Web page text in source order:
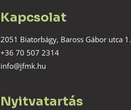
Kapcsolat
2051 Biatorbágy, Baross Gábor utca 1.
+36 70 507 2314
info@jfmk.hu
Nyitvatartás